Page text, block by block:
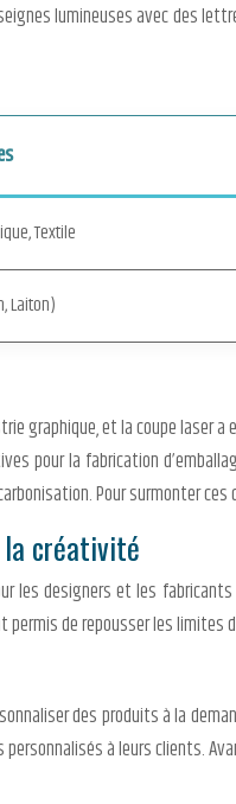
lumineuses avec des
Textile
Laiton)
graphique, et la coupe
pour la fabrication
Pour surmonter
la créativité
les designers et les
de repousser les
des produits à la
à leurs clients.